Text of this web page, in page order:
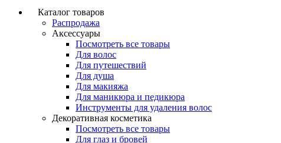
Каталог товаров
Распродажа
Аксессуары
Посмотреть все товары
Для волос
Для путешествий
Для душа
Для макияжа
Для маникюра и педикюра
Инструменты для удаления волос
Декоративная косметика
Посмотреть все товары
Для глаз и бровей